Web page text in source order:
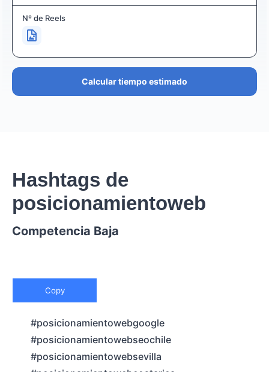
Nº de Reels
Calcular tiempo estimado
Hashtags de
posicionamientoweb
Competencia Baja
Copy
#posicionamientowebgoogle
#posicionamientowebseochile
#posicionamientowebsevilla